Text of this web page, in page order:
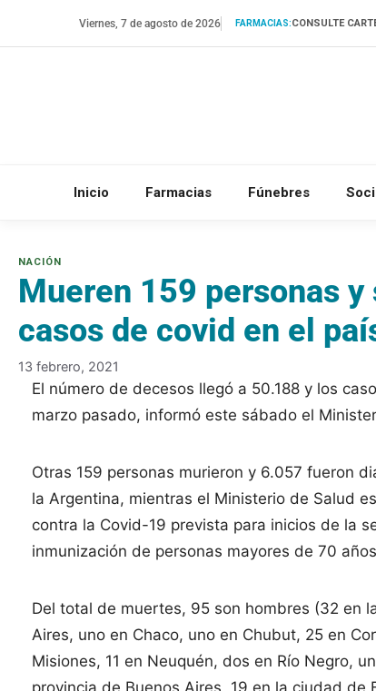
Viernes, 7 de agosto de 2026 FARMACIAS:CONSULTE
Inicio Farmacias Fúnebres
Mueren 159 personas
casos de covid en el
13 febrero, 2021
El número de decesos llegó a 50.188 y los
marzo pasado, informó este sábado el
Otras 159 personas murieron y 6.057 fueron
la Argentina, mientras el Ministerio de Salud
contra la Covid-19 prevista para inicios de la
inmunización de personas mayores de 70
Del total de muertes, 95 son hombres (32 en
Aires, uno en Chaco, uno en Chubut, 25 en
Misiones, 11 en Neuquén, dos en Río Negro,